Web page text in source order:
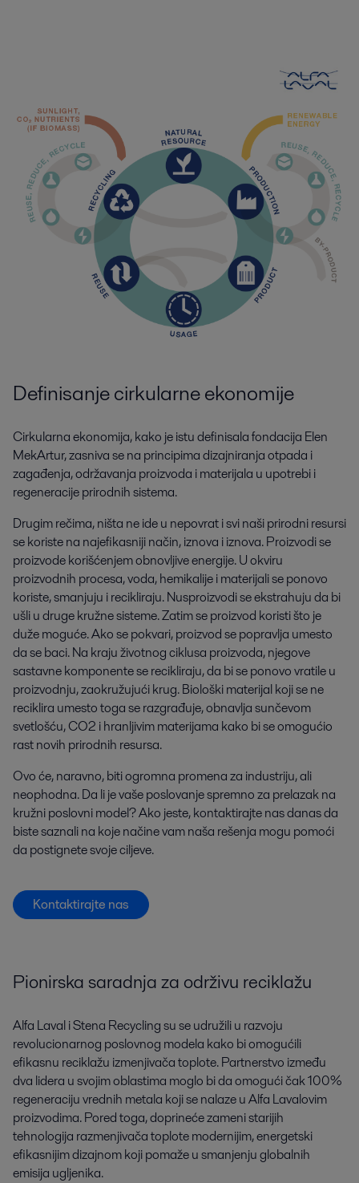
Definisanje cirkularne ekonomije
Cirkularna ekonomija, kako je istu definisala fondacija Elen
MekArtur, zasniva se na principima dizajniranja otpada i
zagađenja, održavanja proizvoda i materijala u upotrebi i
regeneracije prirodnih sistema.
Drugim rečima, ništa ne ide u nepovrat i svi naši prirodni resursi
se koriste na najefikasniji način, iznova i iznova. Proizvodi se
proizvode korišćenjem obnovljive energije. U okviru
proizvodnih procesa, voda, hemikalije i materijali se ponovo
koriste, smanjuju i recikliraju. Nusproizvodi se ekstrahuju da bi
ušli u druge kružne sisteme. Zatim se proizvod koristi što je
duže moguće. Ako se pokvari, proizvod se popravlja umesto
da se baci. Na kraju životnog ciklusa proizvoda, njegove
sastavne komponente se recikliraju, da bi se ponovo vratile u
proizvodnju, zaokružujući krug. Biološki materijal koji se ne
reciklira umesto toga se razgrađuje, obnavlja sunčevom
svetlošću, CO2 i hranljivim materijama kako bi se omogućio
rast novih prirodnih resursa.
Ovo će, naravno, biti ogromna promena za industriju, ali
neophodna. Da li je vaše poslovanje spremno za prelazak na
kružni poslovni model? Ako jeste, kontaktirajte nas danas da
biste saznali na koje načine vam naša rešenja mogu pomoći
da postignete svoje ciljeve.
Kontaktirajte nas
Pionirska saradnja za održivu reciklažu
Alfa Laval i Stena Recycling su se udružili u razvoju
revolucionarnog poslovnog modela kako bi omogućili
efikasnu reciklažu izmenjivača toplote. Partnerstvo između
dva lidera u svojim oblastima moglo bi da omogući čak 100%
regeneraciju vrednih metala koji se nalaze u Alfa Lavalovim
proizvodima. Pored toga, doprineće zameni starijih
tehnologija razmenjivača toplote modernijim, energetski
efikasnijim dizajnom koji pomaže u smanjenju globalnih
emisija ugljenika.